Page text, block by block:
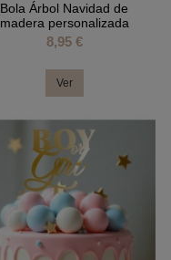
Bola Árbol Navidad de
madera personalizada
8,95 €
Ver